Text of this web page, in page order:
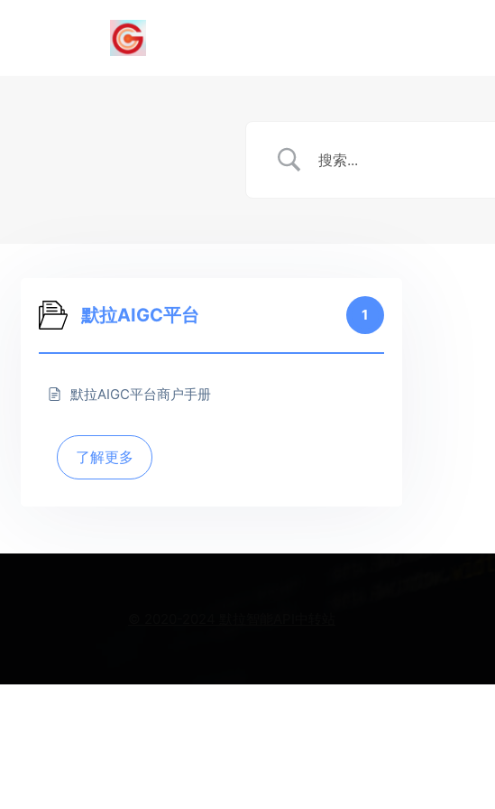
默拉AIGC平台 1
默拉AIGC平台商户手册
了解更多